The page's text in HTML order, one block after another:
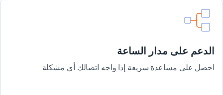
الدعم على مدار الساعة
احصل على مساعدة سريعة إذا واجه اتصالك أي مشكلة.